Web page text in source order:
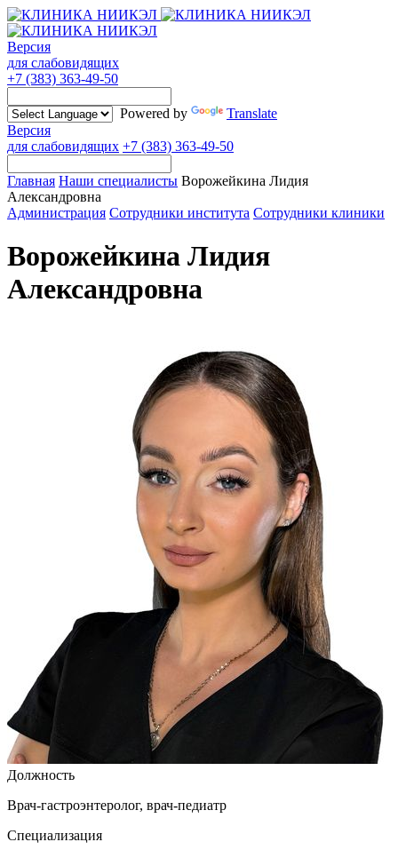
Версия
для слабовидящих
+7 (383) 363-49-50
Powered by
Translate
Версия
для слабовидящих +7 (383) 363-49-50
Главная Наши специалисты Ворожейкина Лидия
Александровна
Администрация Сотрудники института Сотрудники клиники
Ворожейкина Лидия
Александровна
Должность
Врач-гастроэнтеролог, врач-педиатр
Специализация